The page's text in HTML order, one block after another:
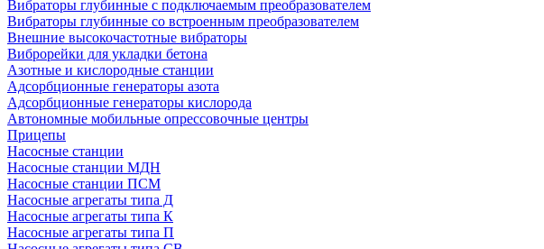
Вибраторы глубинные с подключаемым преобразователем
Вибраторы глубинные со встроенным преобразователем
Внешние высокочастотные вибраторы
Виброрейки для укладки бетона
Азотные и кислородные станции
Адсорбционные генераторы азота
Адсорбционные генераторы кислорода
Автономные мобильные опрессовочные центры
Прицепы
Насосные станции
Насосные станции МДН
Насосные станции ПСМ
Насосные агрегаты типа Д
Насосные агрегаты типа К
Насосные агрегаты типа П